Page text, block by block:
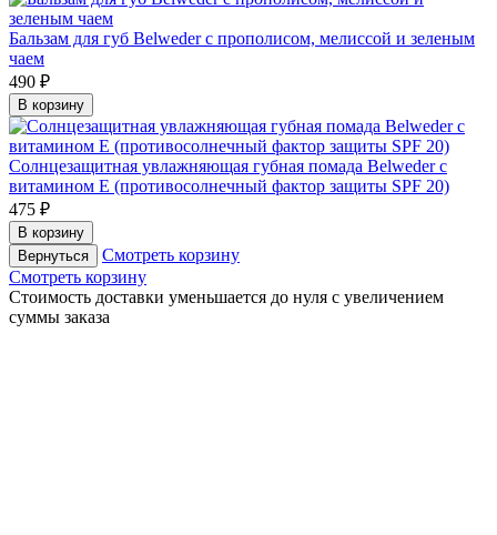
Бальзам для губ Belweder с прополисом, мелиссой и зеленым
чаем
490 ₽
В корзину
Солнцезащитная увлажняющая губная помада Belweder с
витамином Е (противосолнечный фактор защиты SPF 20)
475 ₽
В корзину
Вернуться
Смотреть корзину
Смотреть корзину
Cтоимость доставки уменьшается до нуля с увеличением
суммы заказа